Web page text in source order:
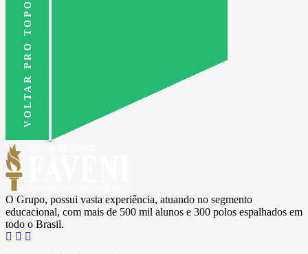
VOLTAR PRO TOPO
O Grupo, possui vasta experiência, atuando no segmento
educacional, com mais de 500 mil alunos e 300 polos espalhados em
todo o Brasil.